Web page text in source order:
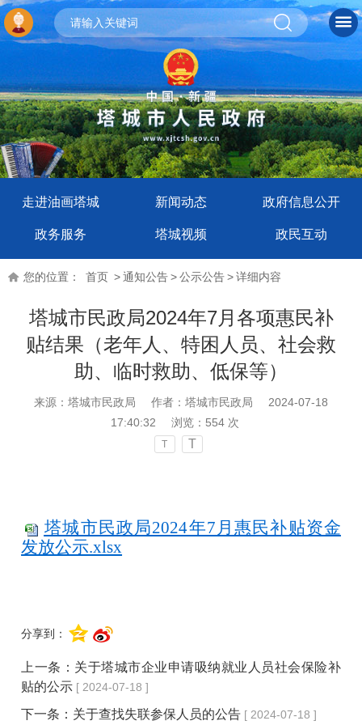
走进油画塔城 新闻动态 政府信息公开
政务服务 塔城视频 政民互动
您的位置： 首页 >通知公告>公示公告>详细内容
塔城市民政局2024年7月各项惠民补
贴结果（老年人、特困人员、社会救
助、临时救助、低保等）
来源：塔城市民政局 作者：塔城市民政局
2024-07-18
17:40:32
浏览： 554 次
T T
塔城市民政局2024年7月惠民补贴资金
发放公示.xlsx
分享到：
上一条： 关于塔城市企业申请吸纳就业人员社会保险补
贴的公示 [ 2024-07-18 ]
下一条： 关于查找失联参保人员的公告 [ 2024-07-18 ]